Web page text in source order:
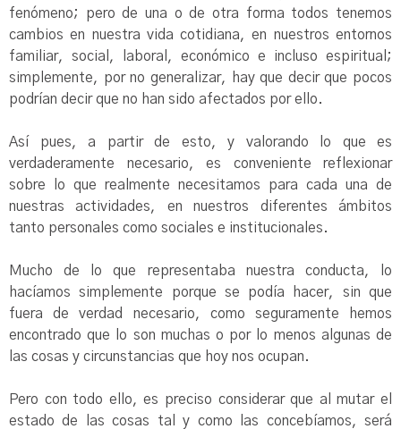
fenómeno; pero de una o de otra forma todos tenemos
cambios en nuestra vida cotidiana, en nuestros entornos
familiar, social, laboral, económico e incluso espiritual;
simplemente, por no generalizar, hay que decir que pocos
podrían decir que no han sido afectados por ello.
Así pues, a partir de esto, y valorando lo que es
verdaderamente necesario, es conveniente reflexionar
sobre lo que realmente necesitamos para cada una de
nuestras actividades, en nuestros diferentes ámbitos
tanto personales como sociales e institucionales.
Mucho de lo que representaba nuestra conducta, lo
hacíamos simplemente porque se podía hacer, sin que
fuera de verdad necesario, como seguramente hemos
encontrado que lo son muchas o por lo menos algunas de
las cosas y circunstancias que hoy nos ocupan.
Pero con todo ello, es preciso considerar que al mutar el
estado de las cosas tal y como las concebíamos, será